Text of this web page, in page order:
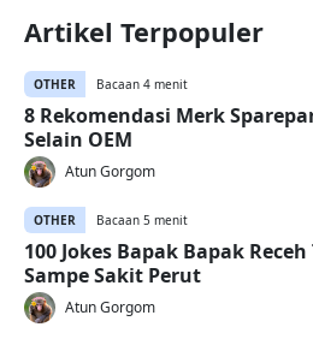
Artikel Terpopuler
OTHER Bacaan 4 menit
8 Rekomendasi Merk
Selain OEM
Atun Gorgom
OTHER Bacaan 5 menit
100 Jokes Bapak Bapak
Sampe Sakit Perut
Atun Gorgom